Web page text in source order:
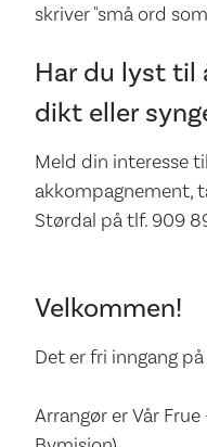
skriver "små ord
Har du lyst til
dikt eller
Meld din interesse
akkompagnement,
Størdal på tlf. 909
Velkommen!
Det er fri inngang
Arrangør er Vår